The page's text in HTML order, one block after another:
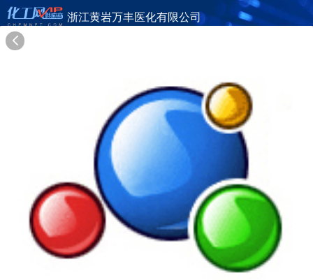
浙江黄岩万丰医化有限公司
浙江黄岩万丰医化有限公司
ZHEJIANG HUANGYAN WANFENG PHARM & CHEM CO., LTD.
供应商合作26年